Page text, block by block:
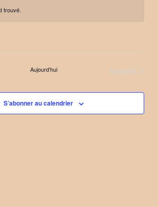
trouvé.
Aujourd’hui Évènements
suivants
S’abonner au calendrier